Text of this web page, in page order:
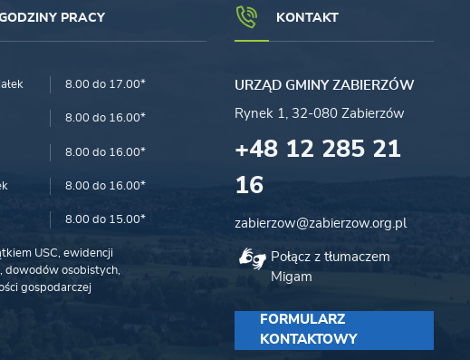
PRACY
8.00 do 17.00*
8.00 do 16.00*
8.00 do 16.00*
8.00 do 16.00*
8.00 do 15.00*
USC, ewidencji
dowodów osobistych,
gospodarczej
KONTAKT
URZĄD GMINY ZABIERZÓW
Rynek 1, 32-080 Zabierzów
+48 12 285 21
16
zabierzow@zabierzow.org.pl
Połącz z tłumaczem
Migam
FORMULARZ
KONTAKTOWY